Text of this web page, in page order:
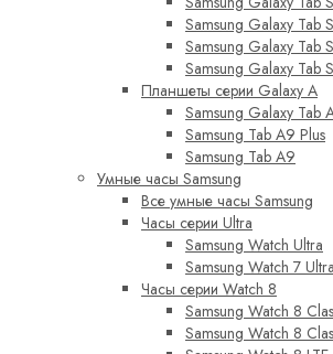
Samsung Galaxy Tab
Samsung Galaxy Tab
Samsung Galaxy Tab
Планшеты серии Galaxy A
Samsung Galaxy Tab
Samsung Tab A9 Plus
Samsung Tab A9
Умные часы Samsung
Все умные часы Samsung
Часы серии Ultra
Samsung Watch Ultra
Samsung Watch 7 Ultra
Часы серии Watch 8
Samsung Watch 8
Samsung Watch 8